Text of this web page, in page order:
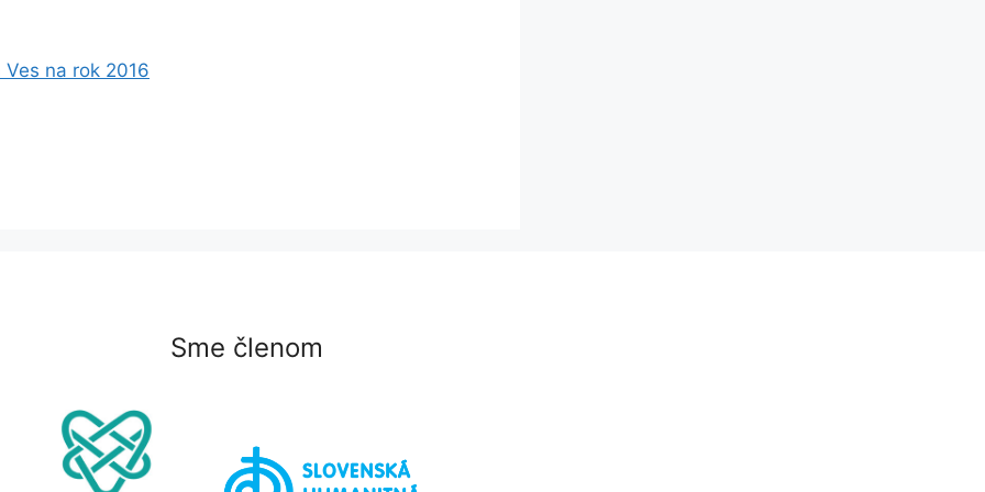
Ves na rok 2016
Sme členom